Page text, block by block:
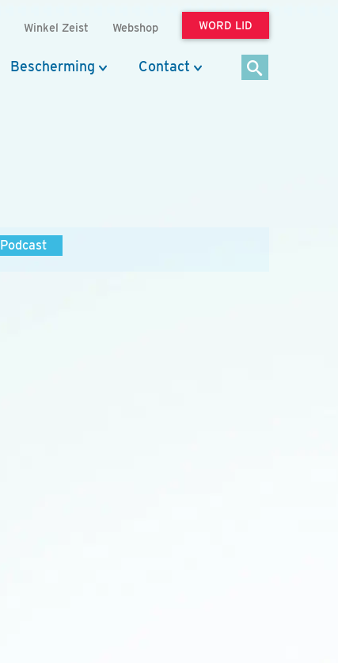
Winkel Zeist Webshop WORD LID
Bescherming Contact
Podcast